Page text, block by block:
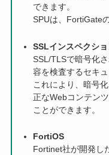
できます。
SPUは、FortiGate
SSLインスペクシ
SSL/TLSで暗号化
容を検査するセキ
これにより、暗号
正なWebコンテン
ことができます。
FortiOS
Fortinet社が開発し